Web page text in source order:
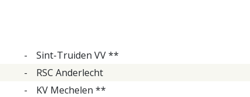
- Sint-Truiden VV **
- RSC Anderlecht
- KV Mechelen **